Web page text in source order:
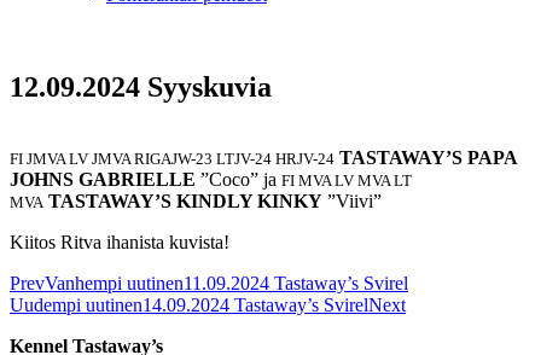
12.09.2024 Syyskuvia
FI JMVA LV JMVA RIGAJW-23 LTJV-24 HRJV-24 TASTAWAY’S PAPA
JOHNS GABRIELLE ”Coco” ja FI MVA LV MVA LT
MVA TASTAWAY’S KINDLY KINKY ”Viivi”
Kiitos Ritva ihanista kuvista!
PrevVanhempi uutinen11.09.2024 Tastaway’s Svirel
Uudempi uutinen14.09.2024 Tastaway’s SvirelNext
Kennel Tastaway’s